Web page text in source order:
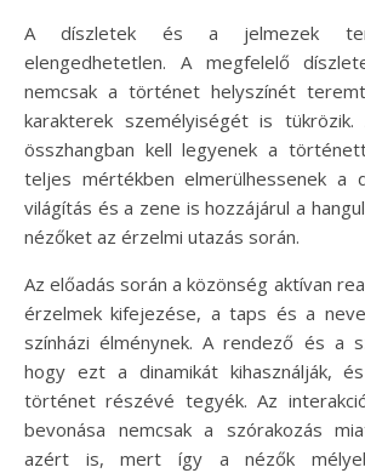
A díszletek és a jelmezek
elengedhetetlen. A megfelelő
nemcsak a történet helyszínét
karakterek személyiségét is tükrözik.
összhangban kell legyenek a
teljes mértékben elmerülhessenek a
világítás és a zene is hozzájárul a
nézőket az érzelmi utazás során.
Az előadás során a közönség aktívan
érzelmek kifejezése, a taps és a
színházi élménynek. A rendező és a
hogy ezt a dinamikát kihasználják,
történet részévé tegyék. Az
bevonása nemcsak a szórakozás
azért is, mert így a nézők